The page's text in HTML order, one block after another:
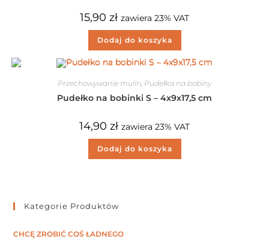
15,90 zł zawiera 23% VAT
Dodaj do koszyka
Przechowywanie mulin Pudełka na bobiny
Pudełko na bobinki S – 4x9x17,5 cm
14,90 zł zawiera 23% VAT
Dodaj do koszyka
Kategorie Produktów
CHCĘ ZROBIĆ COŚ ŁADNEGO